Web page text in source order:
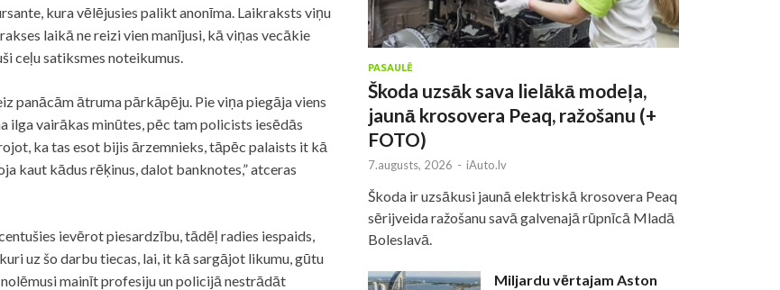
kura vēlējusies palikt anonīma. Laikraksts viņu
laikā ne reizi vien manījusi, kā viņas vecākie
ceļu satiksmes noteikumus.
panācām ātruma pārkāpēju. Pie viņa piegāja viens
ilga vairākas minūtes, pēc tam policists iesēdās
ka tas esot bijis ārzemnieks, tāpēc palaists it kā
kaut kādus rēķinus, dalot banknotes,” atceras
ievērot piesardzību, tādēļ radies iespaids,
uz šo darbu tiecas, lai, it kā sargājot likumu, gūtu
mainīt profesiju unpolicijā nestrādāt
PASAULĒ
Škoda uzsāk sava lielākā modeļa,
jaunā krosovera Peaq, ražošanu (+
FOTO)
7.augusts, 2026 - iAuto.lv
Škoda ir uzsākusi jaunā elektriskā krosovera Peaq
sērijveida ražošanu savā galvenajā rūpnīcā Mladā
Boleslavā.
Miljardu vērtajam Aston